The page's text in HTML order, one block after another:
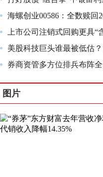
海螺创业00586：全数赎回
上市公司注销式回购更具“
美股科技巨头谁最被低估
券商资管多方位排兵布阵
图片